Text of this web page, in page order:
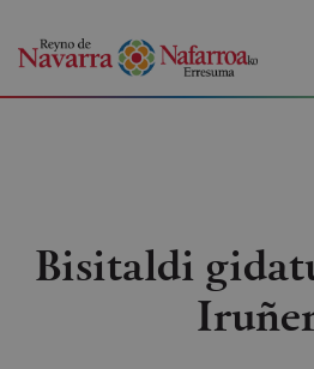
Bisitaldi